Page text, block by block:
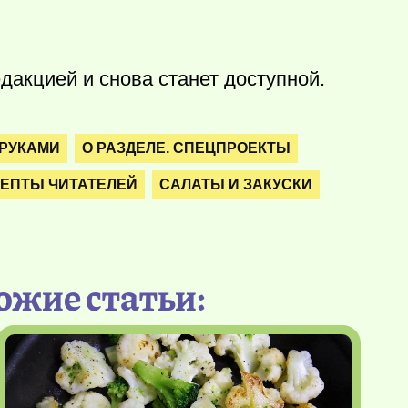
и снова станет доступной.
О РАЗДЕЛЕ. СПЕЦПРОЕКТЫ
ЧИТАТЕЛЕЙ САЛАТЫ И ЗАКУСКИ
статьи: